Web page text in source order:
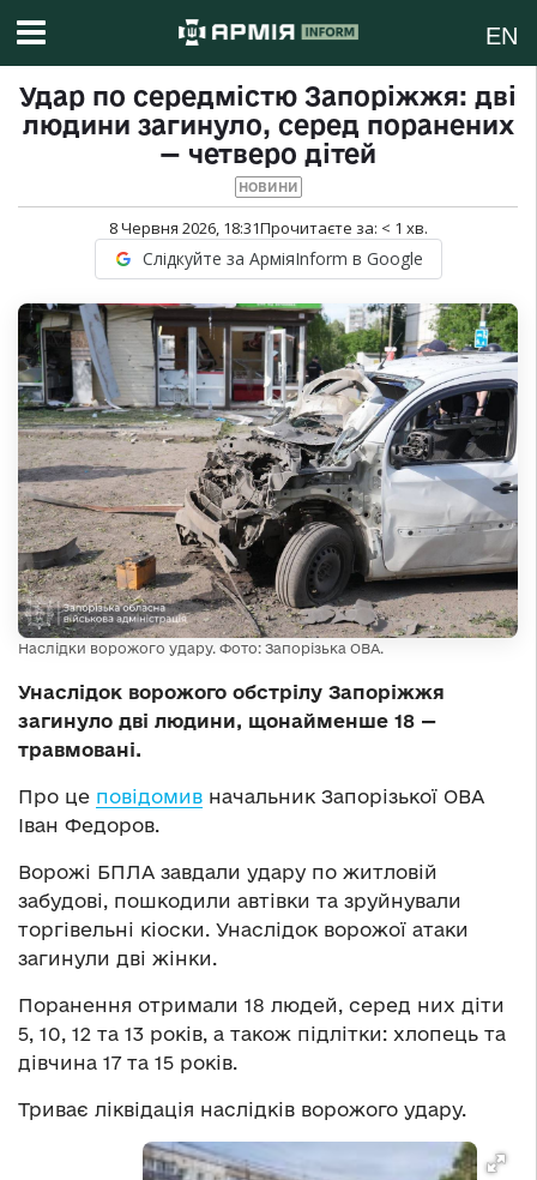
EN
Удар по середмістю Запоріжжя: дві
людини загинуло, серед поранених
— четверо дітей
НОВИНИ
8 Червня 2026, 18:31Прочитаєте за: < 1 хв.
Слідкуйте за АрміяInform в Google
Наслідки ворожого удару. Фото: Запорізька ОВА.
Унаслідок ворожого обстрілу Запоріжжя
загинуло дві людини, щонайменше 18 —
травмовані.
Про це повідомив начальник Запорізької ОВА
Іван Федоров.
Ворожі БПЛА завдали удару по житловій
забудові, пошкодили автівки та зруйнували
торгівельні кіоски. Унаслідок ворожої атаки
загинули дві жінки.
Поранення отримали 18 людей, серед них діти
5, 10, 12 та 13 років, а також підлітки: хлопець та
дівчина 17 та 15 років.
Триває ліквідація наслідків ворожого удару.